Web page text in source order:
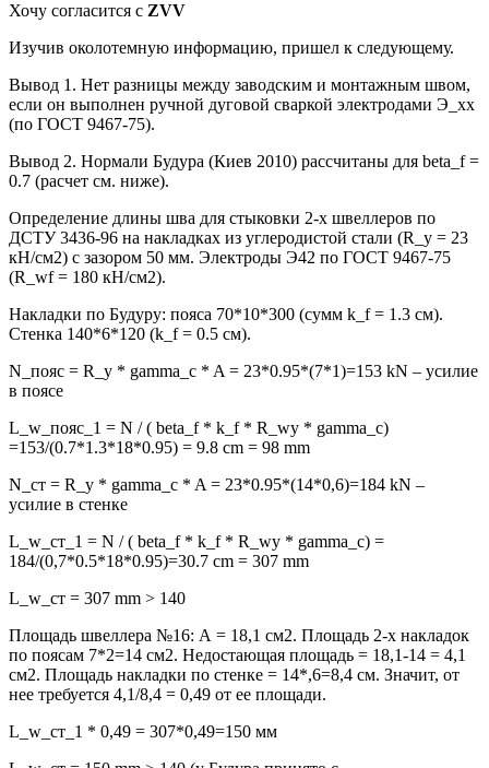
Хочу согласится с ZVV
Изучив околотемную информацию, пришел к следующему.
Вывод 1. Нет разницы между заводским и монтажным швом,
если он выполнен ручной дуговой сваркой электродами Э_хх
(по ГОСТ 9467-75).
Вывод 2. Нормали Будура (Киев 2010) рассчитаны для beta_f =
0.7 (расчет см. ниже).
Определение длины шва для стыковки 2-х швеллеров по
ДСТУ 3436-96 на накладках из углеродистой стали (R_y = 23
кН/см2) с зазором 50 мм. Электроды Э42 по ГОСТ 9467-75
(R_wf = 180 кН/см2).
Накладки по Будуру: пояса 70*10*300 (сумм k_f = 1.3 см).
Стенка 140*6*120 (k_f = 0.5 см).
N_пояс = R_y * gamma_c * A = 23*0.95*(7*1)=153 kN – усилие
в поясе
L_w_пояс_1 = N / ( beta_f * k_f * R_wy * gamma_c)
=153/(0.7*1.3*18*0.95) = 9.8 cm = 98 mm
N_ст = R_y * gamma_c * A = 23*0.95*(14*0,6)=184 kN –
усилие в стенке
L_w_ст_1 = N / ( beta_f * k_f * R_wy * gamma_c) =
184/(0,7*0.5*18*0.95)=30.7 cm = 307 mm
L_w_ст = 307 mm > 140
Площадь швеллера №16: А = 18,1 см2. Площадь 2-х накладок
по поясам 7*2=14 см2. Недостающая площадь = 18,1-14 = 4,1
см2. Площадь накладки по стенке = 14*,6=8,4 см. Значит, от
нее требуется 4,1/8,4 = 0,49 от ее площади.
L_w_ст_1 * 0,49 = 307*0,49=150 мм